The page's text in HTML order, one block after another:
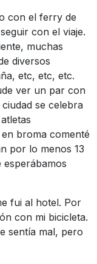
con el ferry de
con el viaje.
muchas
diversos
etc, etc, etc.
ver un par con
se celebra
broma comenté
por lo menos 13
fui al hotel. Por
con mi bicicleta.
sentía mal, pero